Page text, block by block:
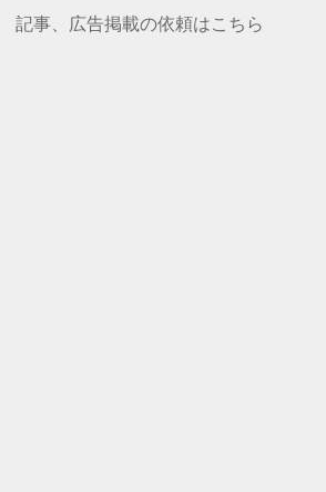
記事、広告掲載の依頼はこちら